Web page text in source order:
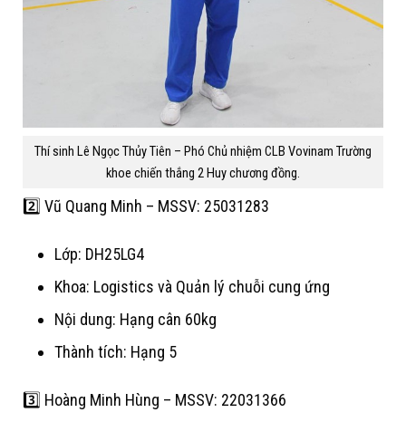
Thí sinh Lê Ngọc Thủy Tiên – Phó Chủ nhiệm CLB Vovinam Trường
khoe chiến thắng 2 Huy chương đồng.
2️⃣ Vũ Quang Minh – MSSV: 25031283
Lớp: DH25LG4
Khoa: Logistics và Quản lý chuỗi cung ứng
Nội dung: Hạng cân 60kg
Thành tích: Hạng 5
3️⃣ Hoàng Minh Hùng – MSSV: 22031366